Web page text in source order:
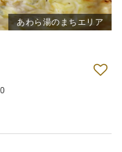
あわら湯のまちエリア